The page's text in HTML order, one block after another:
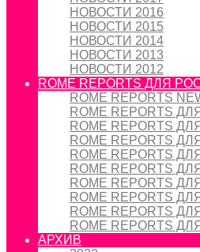
НОВОСТИ 2016
НОВОСТИ 2015
НОВОСТИ 2014
НОВОСТИ 2013
НОВОСТИ 2012
ROME REPORTS ДЛЯ
ROME REPORTS
ROME REPORTS
ROME REPORTS
ROME REPORTS
ROME REPORTS
ROME REPORTS
ROME REPORTS
ROME REPORTS
ROME REPORTS
ROME REPORTS
АРХИВ